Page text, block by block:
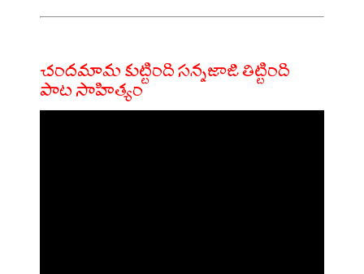
చందమామ కుట్టింది సన్నజాజి తిట్టింది
పాట సాహిత్యం